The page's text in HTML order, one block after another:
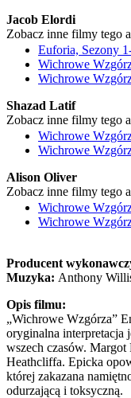
Jacob Elordi
Zobacz inne filmy tego
Euforia, Sezony
Wichrowe
Wichrowe
Shazad Latif
Zobacz inne filmy tego
Wichrowe
Wichrowe
Alison Oliver
Zobacz inne filmy tego
Wichrowe
Wichrowe
Producent
Muzyka: Anthony
Opis filmu:
„Wichrowe Wzgórza”
oryginalna interpretacja
wszech czasów.
Heathcliffa. Epicka
której zakazana
odurzającą i toksyczną.